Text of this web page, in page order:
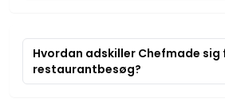
Hvordan adskiller Chefmade sig
restaurantbesøg?